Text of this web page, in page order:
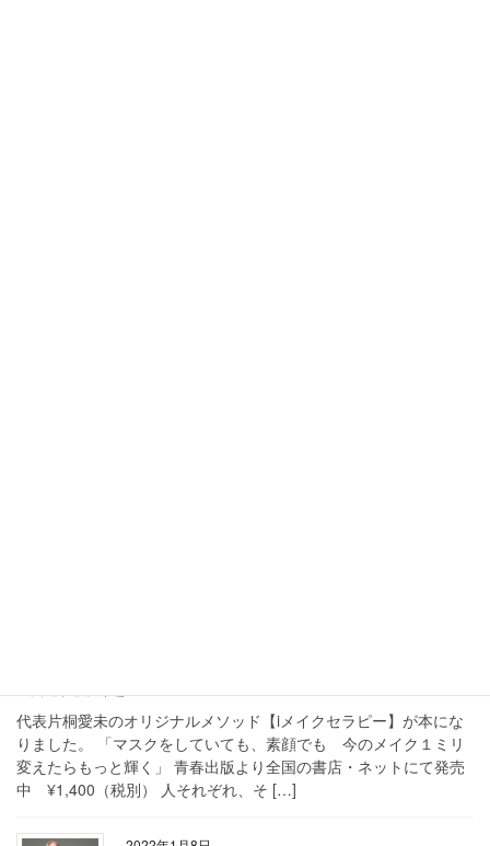
代表片桐愛未のオリジナルメソッド【iメイクセラピー】が本にな
りました。 「マスクをしていても、素顔でも 今のメイク１ミリ
変えたらもっと輝く」 青春出版より全国の書店・ネットにて発売
中 ¥1,400（税別） 人それぞれ、そ […]